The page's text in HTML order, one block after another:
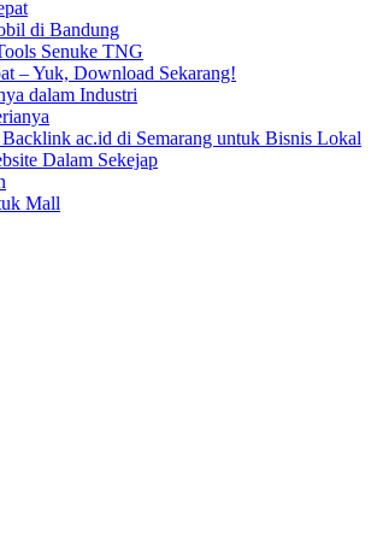
di Bandung
Senuke TNG
– Yuk, Download Sekarang!
dalam Industri
ac.id di Semarang untuk Bisnis Lokal
Dalam Sekejap
Mall